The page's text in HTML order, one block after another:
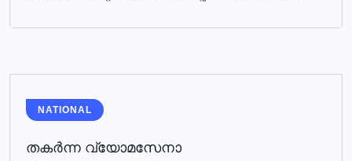
NATIONAL
തകര്‍ന്ന വ്യോമസേനാ